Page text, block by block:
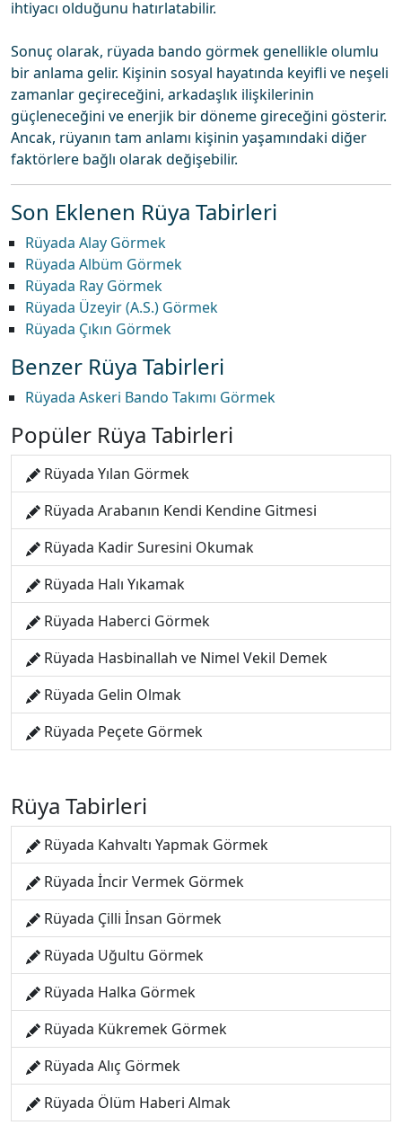
ihtiyacı olduğunu hatırlatabilir.
Sonuç olarak, rüyada bando görmek genellikle olumlu
bir anlama gelir. Kişinin sosyal hayatında keyifli ve neşeli
zamanlar geçireceğini, arkadaşlık ilişkilerinin
güçleneceğini ve enerjik bir döneme gireceğini gösterir.
Ancak, rüyanın tam anlamı kişinin yaşamındaki diğer
faktörlere bağlı olarak değişebilir.
Son Eklenen Rüya Tabirleri
Rüyada Alay Görmek
Rüyada Albüm Görmek
Rüyada Ray Görmek
Rüyada Üzeyir (A.S.) Görmek
Rüyada Çıkın Görmek
Benzer Rüya Tabirleri
Rüyada Askeri Bando Takımı Görmek
Popüler Rüya Tabirleri
Rüyada Yılan Görmek
Rüyada Arabanın Kendi Kendine Gitmesi
Rüyada Kadir Suresini Okumak
Rüyada Halı Yıkamak
Rüyada Haberci Görmek
Rüyada Hasbinallah ve Nimel Vekil Demek
Rüyada Gelin Olmak
Rüyada Peçete Görmek
Rüya Tabirleri
Rüyada Kahvaltı Yapmak Görmek
Rüyada İncir Vermek Görmek
Rüyada Çilli İnsan Görmek
Rüyada Uğultu Görmek
Rüyada Halka Görmek
Rüyada Kükremek Görmek
Rüyada Alıç Görmek
Rüyada Ölüm Haberi Almak